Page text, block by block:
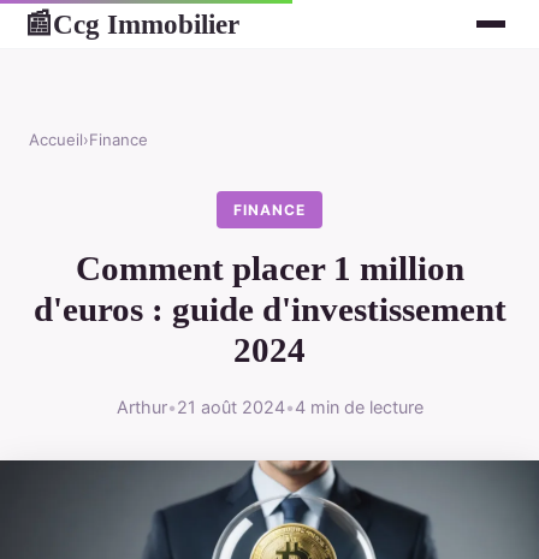
📰Ccg Immobilier
Accueil›Finance
FINANCE
Comment placer 1 million
d'euros : guide d'investissement
2024
Arthur•21 août 2024•4 min de lecture